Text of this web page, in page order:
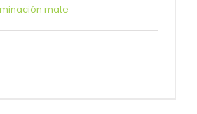
mate
para corbata
tapa desmontable